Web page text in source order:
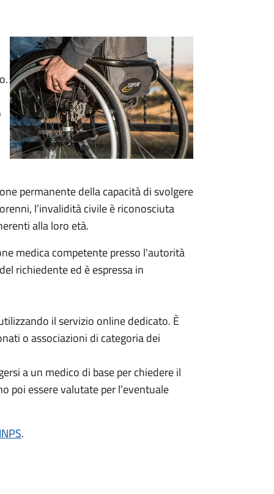
permanente della capacità di svolgere
l’invalidità civile è riconosciuta
alla loro età.
medica competente presso l'autorità
richiedente ed è espressa in
il servizio online dedicato. È
o associazioni di categoria dei
a un medico di base per chiedere il
poi essere valutate per l’eventuale
.